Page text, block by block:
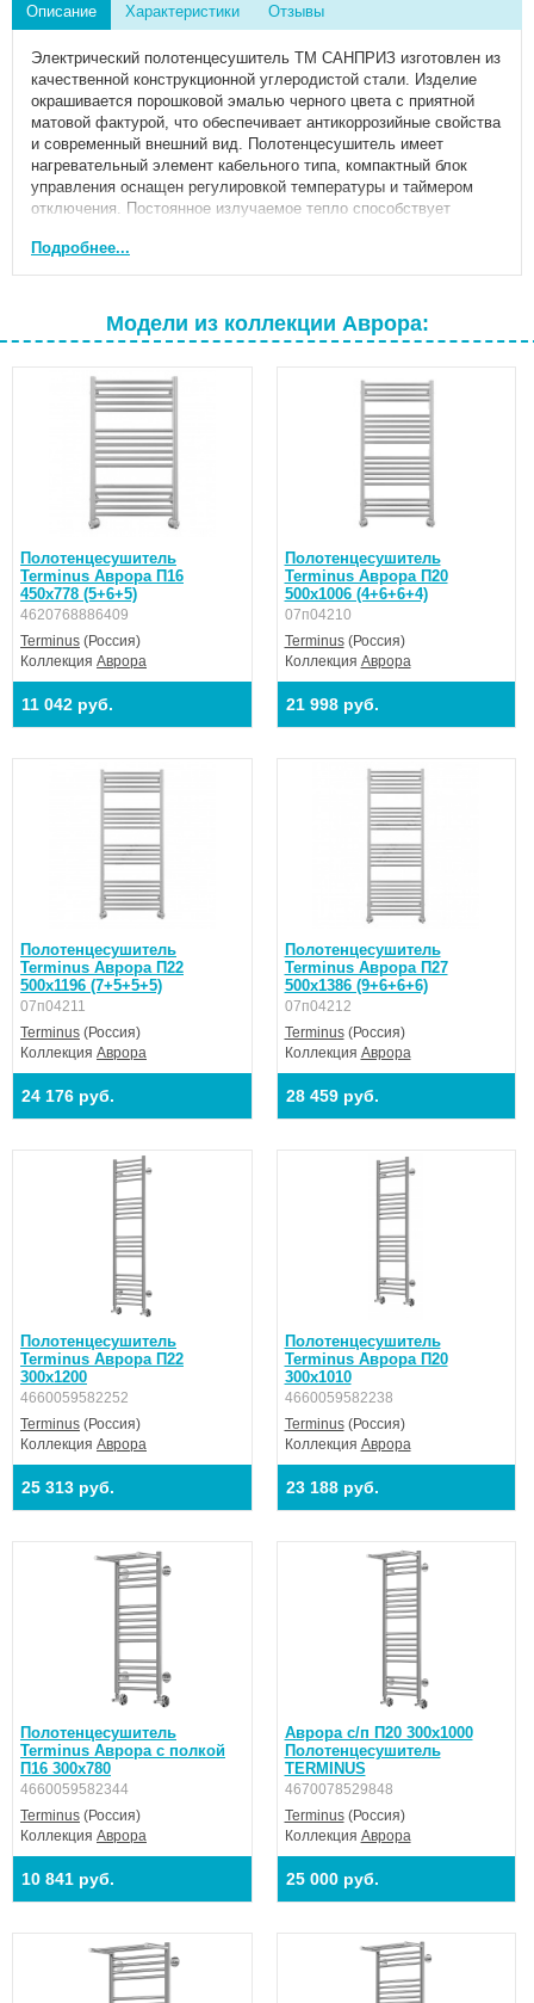
Описание Характеристики Отзывы
Электрический полотенцесушитель ТМ САНПРИЗ изготовлен из
качественной конструкционной углеродистой стали. Изделие
окрашивается порошковой эмалью черного цвета с приятной
матовой фактурой, что обеспечивает антикоррозийные свойства
и современный внешний вид. Полотенцесушитель имеет
нагревательный элемент кабельного типа, компактный блок
управления оснащен регулировкой температуры и таймером
отключения. Постоянное излучаемое тепло способствует
Полотенцесушитель удобно размещается на стене и станет
украшением интерьера ванной комнаты.
Номинальное напряжение: 220 В ±10%.
Автоматическое отключение при нагреве до 60-65 °С.
Степень влагозащиты: IPX4.
Шнур питания: Прямой, длина до 1430 мм.
Регулятор: Кнопочный на стойке.
Время нагрева полотенцесушителя: 20-40 минут.
Подробнее...
Модели из коллекции Аврора:
Полотенцесушитель
Terminus Аврора П16
450х778 (5+6+5)
4620768886409
Terminus (Россия)
Коллекция Аврора
11 042 руб.
Полотенцесушитель
Terminus Аврора П20
500х1006 (4+6+6+4)
07п04210
Terminus(Россия)
Коллекция Аврора
21 998 руб.
Полотенцесушитель
Terminus Аврора П22
500х1196 (7+5+5+5)
07п04211
Terminus (Россия)
Коллекция Аврора
24 176 руб.
Полотенцесушитель
Terminus Аврора П27
500х1386 (9+6+6+6)
07п04212
Terminus(Россия)
Коллекция Аврора
28 459 руб.
Полотенцесушитель
Terminus Аврора П22
300х1200
4660059582252
Terminus (Россия)
Коллекция Аврора
25 313 руб.
Полотенцесушитель
Terminus Аврора П20
300х1010
4660059582238
Terminus(Россия)
Коллекция Аврора
23 188 руб.
Полотенцесушитель
Terminus Аврора с полкой
П16 300х780
4660059582344
Terminus (Россия)
Коллекция Аврора
10 841 руб.
Аврора с/п П20 300х1000
Полотенцесушитель
TERMINUS
4670078529848
Terminus(Россия)
Коллекция Аврора
25 000 руб.